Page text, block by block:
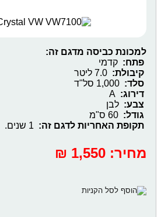
למכונת כביסה מדגם זה:
פתח: קדמי
קיבולת: 7.0 ליטר
סלד: 1,000 סל"ד
דירוג: A
צבע: לבן
גודל: 60 ס"מ
תקופת האחריות לדגם זה:
מחיר:‎1,550 ₪